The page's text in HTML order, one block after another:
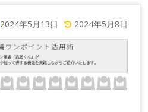
2024年5月13日 2024年5月8日